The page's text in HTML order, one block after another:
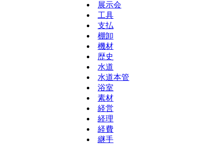
展示会
工具
支払
棚卸
機材
歴史
水道
水道本管
浴室
素材
経営
経理
経費
継手